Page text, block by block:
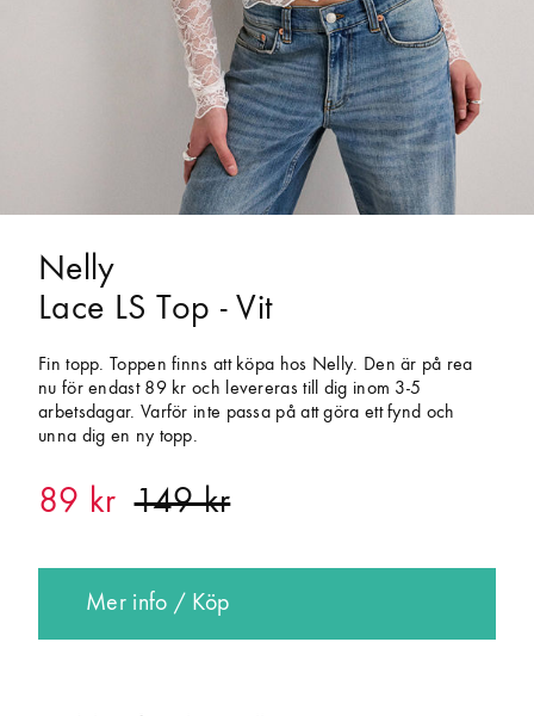
Nelly
Lace LS Top - Vit
Fin topp. Toppen finns att köpa hos Nelly. Den är på rea
nu för endast 89 kr och levereras till dig inom 3-5
arbetsdagar. Varför inte passa på att göra ett fynd och
unna dig en ny topp.
89 kr
Mer info / Köp